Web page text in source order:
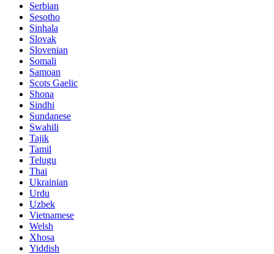
Serbian
Sesotho
Sinhala
Slovak
Slovenian
Somali
Samoan
Scots Gaelic
Shona
Sindhi
Sundanese
Swahili
Tajik
Tamil
Telugu
Thai
Ukrainian
Urdu
Uzbek
Vietnamese
Welsh
Xhosa
Yiddish